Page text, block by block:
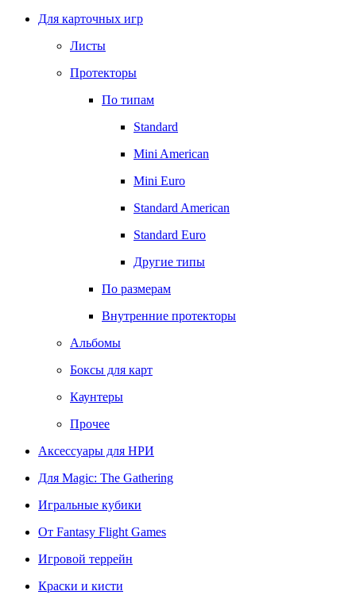
Для карточных игр
Листы
Протекторы
По типам
Standard
Mini American
Mini Euro
Standard American
Standard Euro
Другие типы
По размерам
Внутренние протекторы
Альбомы
Боксы для карт
Каунтеры
Прочее
Аксессуары для НРИ
Для Magic: The Gathering
Игральные кубики
От Fantasy Flight Games
Игровой террейн
Краски и кисти